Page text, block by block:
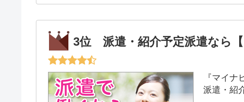
3位 派遣・紹介予定派遣なら【
『マイ
派遣・紹